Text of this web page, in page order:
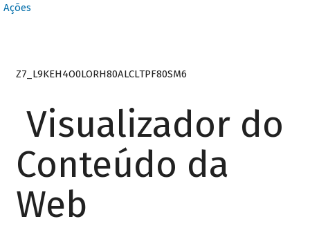
Ações
Z7_L9KEH4O0LORH80ALCLTPF80SM6
Visualizador do
Conteúdo da
Web